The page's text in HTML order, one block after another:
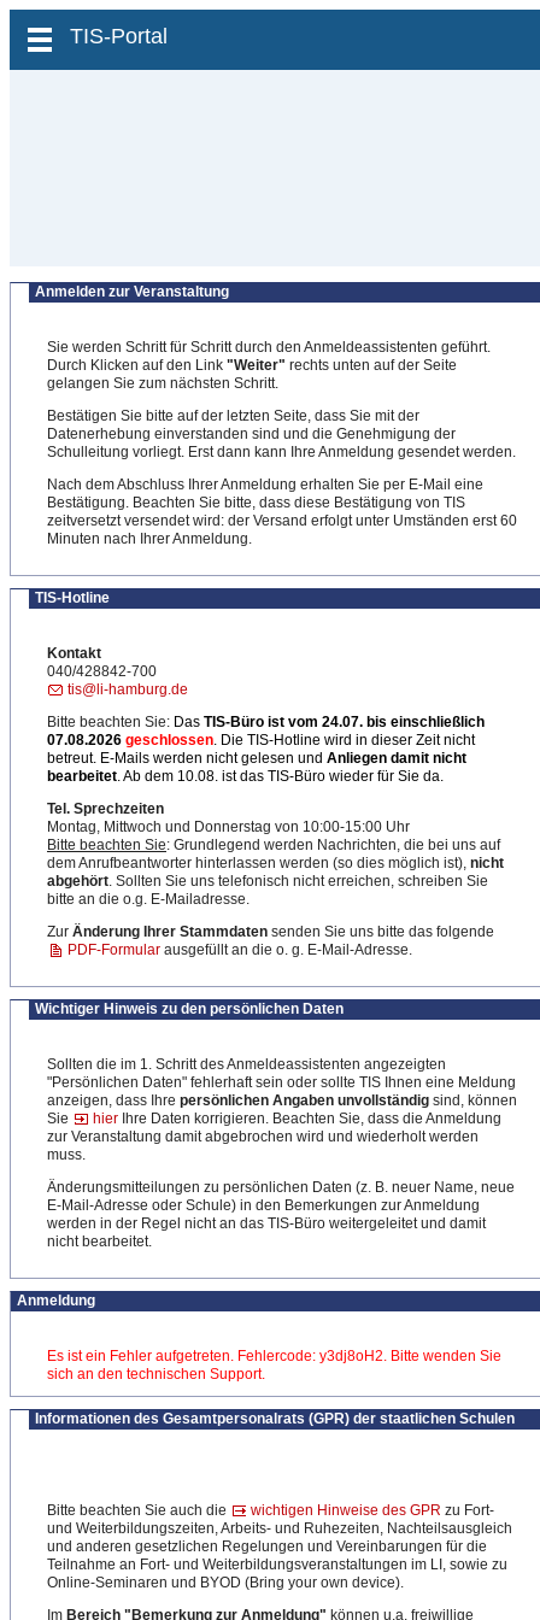
zum Inhalt wechseln
TIS-Portal
Anmelden zur Veranstaltung
Sie werden Schritt für Schritt durch den Anmeldeassistenten geführt.
Durch Klicken auf den Link "Weiter" rechts unten auf der Seite
gelangen Sie zum nächsten Schritt.
Bestätigen Sie bitte auf der letzten Seite, dass Sie mit der
Datenerhebung einverstanden sind und die Genehmigung der
Schulleitung vorliegt. Erst dann kann Ihre Anmeldung gesendet werden.
Nach dem Abschluss Ihrer Anmeldung erhalten Sie per E-Mail eine
Bestätigung. Beachten Sie bitte, dass diese Bestätigung von TIS
zeitversetzt versendet wird: der Versand erfolgt unter Umständen erst 60
Minuten nach Ihrer Anmeldung.
TIS-Hotline
Kontakt
040/428842-700
tis@li-hamburg.de
Bitte beachten Sie: Das TIS-Büro ist vom 24.07. bis einschließlich
07.08.2026 geschlossen. Die TIS-Hotline wird in dieser Zeit nicht
betreut. E-Mails werden nicht gelesen und Anliegen damit nicht
bearbeitet. Ab dem 10.08. ist das TIS-Büro wieder für Sie da.
Tel. Sprechzeiten
Montag, Mittwoch und Donnerstag von 10:00-15:00 Uhr
Bitte beachten Sie: Grundlegend werden Nachrichten, die bei uns auf
dem Anrufbeantworter hinterlassen werden (so dies möglich ist), nicht
abgehört. Sollten Sie uns telefonisch nicht erreichen, schreiben Sie
bitte an die o.g. E-Mailadresse.
Zur Änderung Ihrer Stammdaten senden Sie uns bitte das folgende
PDF-Formular ausgefüllt an die o. g. E-Mail-Adresse.
Wichtiger Hinweis zu den persönlichen Daten
Sollten die im 1. Schritt des Anmeldeassistenten angezeigten
"Persönlichen Daten" fehlerhaft sein oder sollte TIS Ihnen eine Meldung
anzeigen, dass Ihre persönlichen Angaben unvollständig sind, können
Sie
hier Ihre Daten korrigieren. Beachten Sie, dass die Anmeldung
zur Veranstaltung damit abgebrochen wird und wiederholt werden
muss.
Änderungsmitteilungen zu persönlichen Daten (z. B. neuer Name, neue
E-Mail-Adresse oder Schule) in den Bemerkungen zur Anmeldung
werden in der Regel nicht an das TIS-Büro weitergeleitet und damit
nicht bearbeitet.
Anmeldung
Es ist ein Fehler aufgetreten. Fehlercode: y3dj8oH2. Bitte wenden Sie
sich an den technischen Support.
Informationen des Gesamtpersonalrats (GPR) der staatlichen Schulen
Bitte beachten Sie auch die wichtigen Hinweise des GPR zu Fort-
und Weiterbildungszeiten, Arbeits- und Ruhezeiten, Nachteilsausgleich
und anderen gesetzlichen Regelungen und Vereinbarungen für die
Teilnahme an Fort- und Weiterbildungsveranstaltungen im LI, sowie zu
Online-Seminaren und BYOD (Bring your own device).
Im Bereich "Bemerkung zur Anmeldung" können u.a. freiwillige